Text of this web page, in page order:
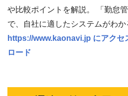
や比較ポイントを解説。 「勤怠
で、自社に適したシステムがわ
https://www.kaonavi.jp にアクセ
ロード